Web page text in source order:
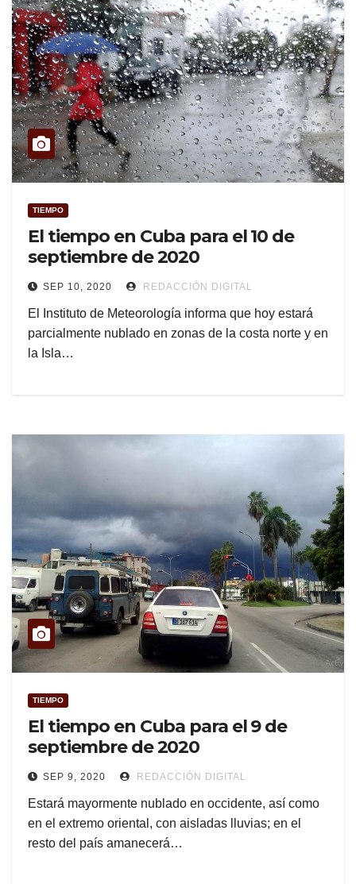
TIEMPO
El tiempo en Cuba para el 10 de
septiembre de 2020
SEP 10, 2020 REDACCIÓN DIGITAL
El Instituto de Meteorología informa que hoy estará
parcialmente nublado en zonas de la costa norte y en
la Isla…
TIEMPO
El tiempo en Cuba para el 9 de
septiembre de 2020
SEP 9, 2020 REDACCIÓN DIGITAL
Estará mayormente nublado en occidente, así como
en el extremo oriental, con aisladas lluvias; en el
resto del país amanecerá…